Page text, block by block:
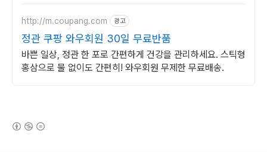
http://m.coupang.com 광고
정관 쿠팡 와우회원 30일 무료반품
바쁜 일상, 정관 한 포로 간편하게 건강을 관리하세요. 스틱형
홍삼으로 물 없이도 간편히! 와우회원 무제한 무료배송.